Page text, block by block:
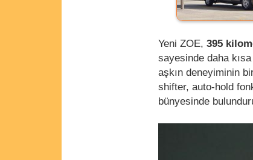
Yeni ZOE, 395
sayesinde daha
aşkın deneyiminin
shifter, auto-hold
bünyesinde